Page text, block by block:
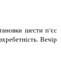
шести п‘єс
Вечір